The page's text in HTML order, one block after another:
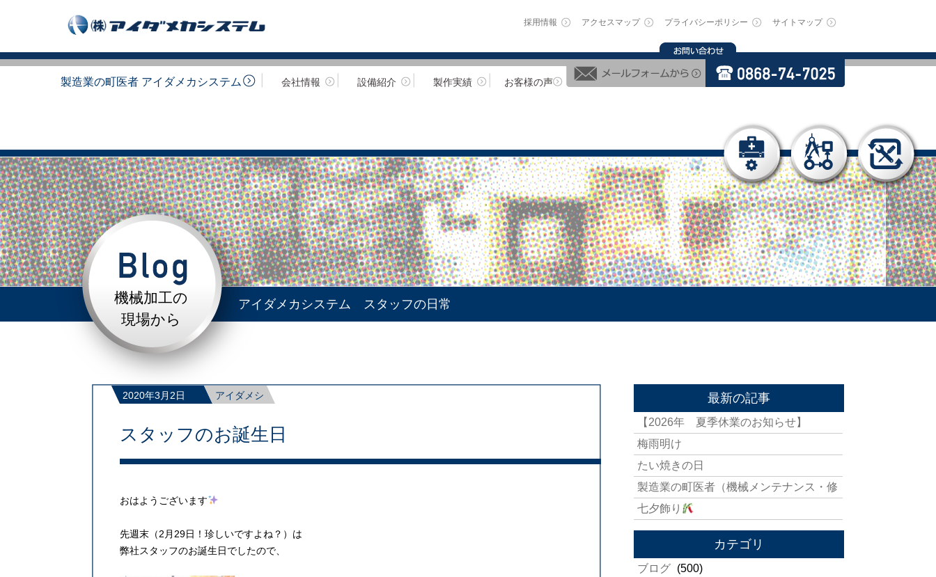
採用情報 アクセスマップ プライバシーポリシー サイトマップ
製造業の町医者 アイダメカシステム 会社情報 設備紹介 製作実績 お客様の声
機械加工の
現場から
アイダメカシステム スタッフの日常
2020年3月2日 アイダメシ
スタッフのお誕生日
おはようございます
先週末（2月29日！珍しいですよね？）は
弊社スタッフのお誕生日でしたので、
最新の記事
【2026年 夏季休業のお知らせ】
梅雨明け
たい焼きの日
製造業の町医者（機械メンテナンス・修
七夕飾り
カテゴリ
ブログ (500)